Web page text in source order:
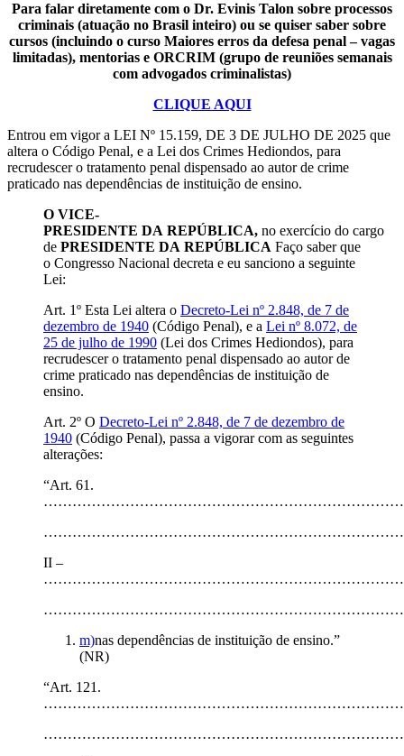
Para falar diretamente com o Dr. Evinis Talon sobre processos
criminais (atuação no Brasil inteiro) ou se quiser saber sobre
cursos (incluindo o curso Maiores erros da defesa penal – vagas
limitadas), mentorias e ORCRIM (grupo de reuniões semanais
com advogados criminalistas)
CLIQUE AQUI
Entrou em vigor a LEI Nº 15.159, DE 3 DE JULHO DE 2025 que
altera o Código Penal, e a Lei dos Crimes Hediondos, para
recrudescer o tratamento penal dispensado ao autor de crime
praticado nas dependências de instituição de ensino.
O VICE-
PRESIDENTE DA REPÚBLICA, no exercício do cargo
de PRESIDENTE DA REPÚBLICA Faço saber que
o Congresso Nacional decreta e eu sanciono a seguinte
Lei:
Art. 1º Esta Lei altera o Decreto-Lei nº 2.848, de 7 de
dezembro de 1940 (Código Penal), e a Lei nº 8.072, de
25 de julho de 1990 (Lei dos Crimes Hediondos), para
recrudescer o tratamento penal dispensado ao autor de
crime praticado nas dependências de instituição de
ensino.
Art. 2º O Decreto-Lei nº 2.848, de 7 de dezembro de
1940 (Código Penal), passa a vigorar com as seguintes
alterações:
“Art. 61.
II –
m)nas dependências de instituição de ensino.”
(NR)
“Art. 121.